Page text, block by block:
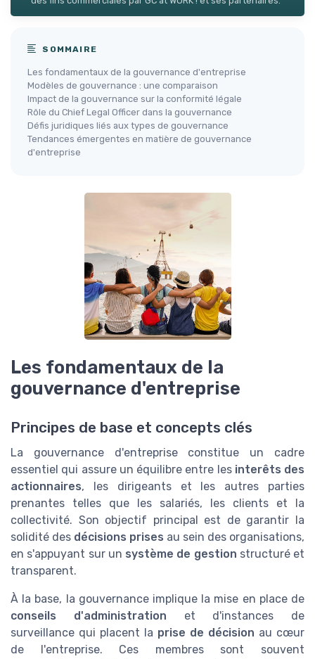
SOMMAIRE
Les fondamentaux de la gouvernance d'entreprise
Modèles de gouvernance : une comparaison
Impact de la gouvernance sur la conformité légale
Rôle du Chief Legal Officer dans la gouvernance
Défis juridiques liés aux types de gouvernance
Tendances émergentes en matière de gouvernance
d'entreprise
Les fondamentaux de la
gouvernance d'entreprise
Principes de base et concepts clés
La gouvernance d'entreprise constitue un cadre
essentiel qui assure un équilibre entre les interêts des
actionnaires, les dirigeants et les autres parties
prenantes telles que les salariés, les clients et la
collectivité. Son objectif principal est de garantir la
solidité des décisions prises au sein des organisations,
en s'appuyant sur un système de gestion structuré et
transparent.
À la base, la gouvernance implique la mise en place de
conseils d'administration et d'instances de
surveillance qui placent la prise de décision au cœur
de l'entreprise. Ces membres sont souvent